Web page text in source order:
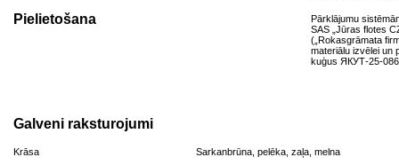
Pielietošana
Pārklājumu
SAS „Jūras flotes
(„Rokasgrāmata
materiālu izvēlei un
kuģus ЯКУТ-25-
Galveni raksturojumi
Krāsa Sarkanbrūna, pelēka, zaļa, melna